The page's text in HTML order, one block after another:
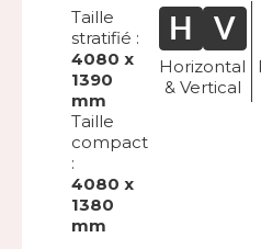
Taille
stratifié :
4080 x
1390
mm
Taille
compact
:
4080 x
1380
mm
Horizontal
& Vertical